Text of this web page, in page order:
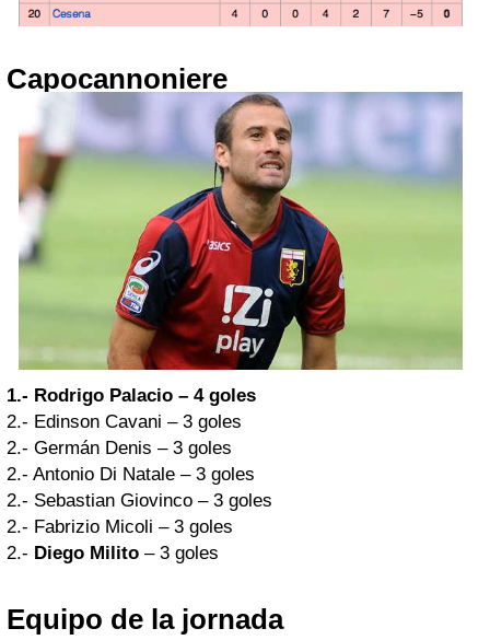
Capocannoniere
1.- Rodrigo Palacio – 4 goles
2.- Edinson Cavani – 3 goles
2.- Germán Denis – 3 goles
2.- Antonio Di Natale – 3 goles
2.- Sebastian Giovinco – 3 goles
2.- Fabrizio Micoli – 3 goles
2.- Diego Milito – 3 goles
Equipo de la jornada